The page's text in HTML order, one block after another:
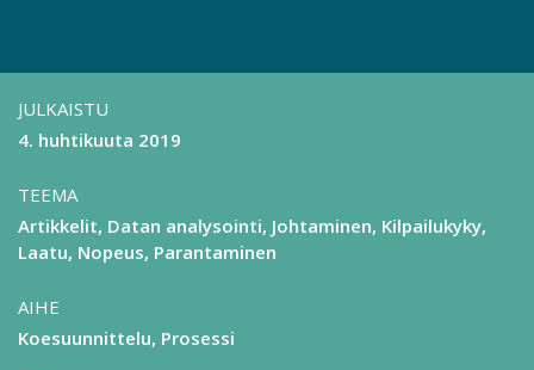
JULKAISTU
4. huhtikuuta 2019
TEEMA
Artikkelit Datan analysointi Johtaminen Kilpailukyky
Laatu Nopeus Parantaminen
AIHE
Koesuunnittelu Prosessi